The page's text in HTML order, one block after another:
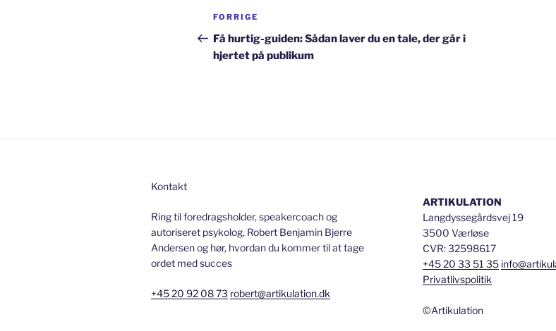
Indlægsnavigation
Forrige
indlæg
FORRIGE
Få hurtig-guiden: Sådan laver du en tale, der går i
hjertet på publikum
Kontakt
Ring til foredragsholder, speakercoach og
autoriseret psykolog, Robert Benjamin Bjerre
Andersen og hør, hvordan du kommer til at tage
ordet med succes
+45 20 92 08 73 robert@artikulation.dk
ARTIKULATION
Langdyssegårdsvej 19
3500 Værløse
CVR: 32598617
+45 20 33 51 35
Privatlivspolitik
©Artikulation